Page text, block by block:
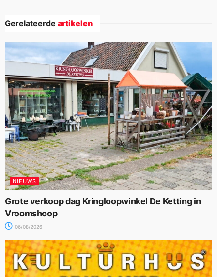
Gerelateerde artikelen
NIEUWS
Grote verkoop dag Kringloopwinkel De Ketting in
Vroomshoop
06/08/2026